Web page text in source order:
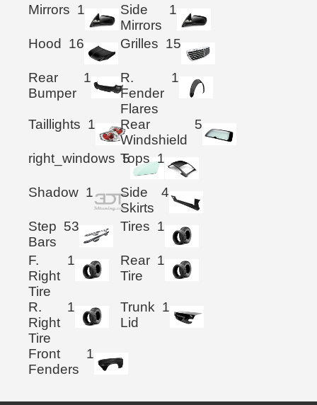
Mirrors 1
Side
Mirrors
1
Hood 16 Grilles 15
Rear
Bumper
1
R.
Fender
Flares
1
Taillights 1
Rear
Windshield
5
right_windows 5
Tops 1
Shadow 1
Side
Skirts
4
Step
Bars
53 Tires 1
F.
Right
Tire
1
Rear
Tire
1
R.
Right
Tire
1
Trunk
Lid
1
Front
Fenders
1